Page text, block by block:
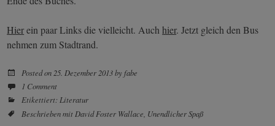
Hierein paar Links die vielleicht. Auchhier. Jetzt gleich den Bus
nehmen zum Stadtrand.
Posted on 25. Dezember 2013by fabe
1 Comment
Etikettiert: Literatur
Beschrieben mit David Foster Wallace Unendlicher Spaß